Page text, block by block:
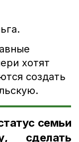
хотят
создать
семьи
сделать